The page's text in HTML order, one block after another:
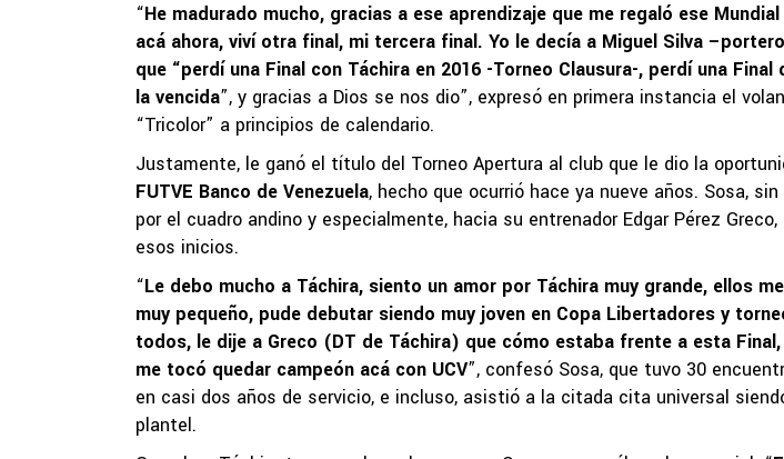
“He madurado mucho, gracias a ese aprendizaje que me regaló ese
acá ahora, viví otra final, mi tercera final. Yo le decía a Miguel Silva
que “perdí una Final con Táchira en 2016 -Torneo Clausura-, perdí una
la vencida”, y gracias a Dios se nos dio”, expresó en primera instancia el
“Tricolor” a principios de calendario.
Justamente, le ganó el título del Torneo Apertura al club que le dio la
FUTVE Banco de Venezuela, hecho que ocurrió hace ya nueve años. Sosa,
por el cuadro andino y especialmente, hacia su entrenador Edgar Pérez
esos inicios.
“Le debo mucho a Táchira, siento un amor por Táchira muy grande, ellos
muy pequeño, pude debutar siendo muy joven en Copa Libertadores y
todos, le dije a Greco (DT de Táchira) que cómo estaba frente a esta
me tocó quedar campeón acá con UCV”, confesó Sosa, que tuvo 30
en casi dos años de servicio, e incluso, asistió a la citada cita universal
plantel.